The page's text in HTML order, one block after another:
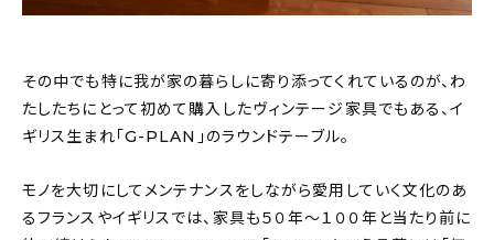
その中でも特に我が家の暮らしに寄り添ってくれているのが、わ
たしたちにとって初めて購入したヴィンテージ家具でもある、イ
ギリス生まれ「G-PLAN」のラウンドテーブル。
モノを大切にしてメンテナンスをしながら愛用していく文化のあ
るフランスやイギリスでは、家具も５０年〜１００年と当たり前に